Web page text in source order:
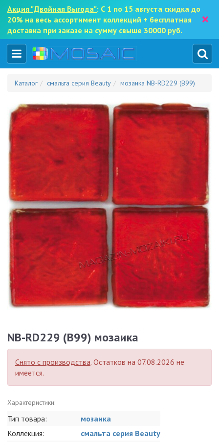
Акция "Двойная Выгода": С 1 по 15 августа скидка до
20% на весь ассортимент коллекций + бесплатная
доставка при заказе на сумму свыше 30000 руб.
×
Каталог смальта серия Beauty мозаика NB-RD229 (B99)
NB-RD229 (B99) мозаика
Снято с производства. Остатков на 07.08.2026 не
имеется.
Характеристики:
Тип товара:
мозаика
Коллекция:
смальта серия Beauty